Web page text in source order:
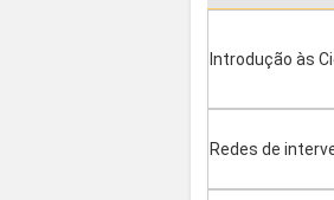
Introdução às
Redes de